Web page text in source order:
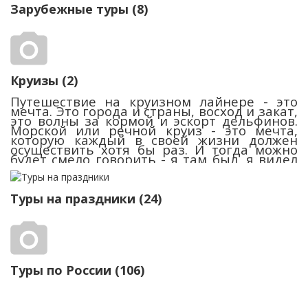
Зарубежные туры (8)
Круизы (2)
Путешествие на круизном лайнере - это
мечта. Это города и страны, восход и закат,
это волны за кормой и эскорт дельфинов.
Морской или речной круиз - это мечта,
которую каждый в своей жизни должен
осуществить хотя бы раз. И тогда можно
будет смело говорить - я там был, я видел
этот огненный шар, я видел эти волны - и
это былоВЕЛИКОЛЕПНО!
Туры на праздники (24)
Туры по России (106)